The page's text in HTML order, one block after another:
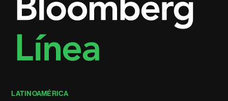
LATINOAMÉRICA